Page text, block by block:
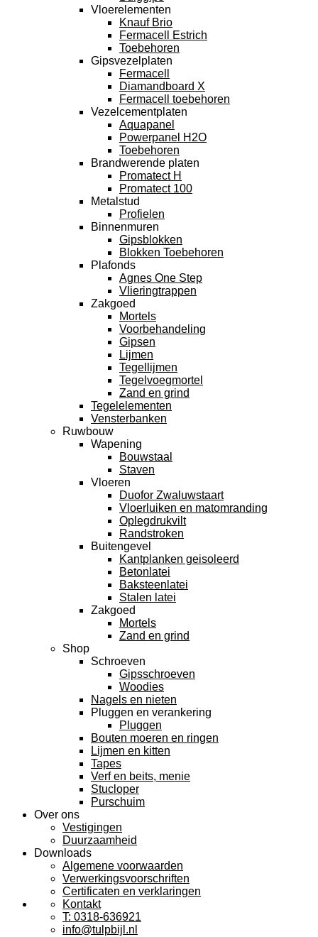
Vloerelementen
Knauf Brio
Fermacell Estrich
Toebehoren
Gipsvezelplaten
Fermacell
Diamandboard X
Fermacell toebehoren
Vezelcementplaten
Aquapanel
Powerpanel H2O
Toebehoren
Brandwerende platen
Promatect H
Promatect 100
Metalstud
Profielen
Binnenmuren
Gipsblokken
Blokken Toebehoren
Plafonds
Agnes One Step
Vlieringtrappen
Zakgoed
Mortels
Voorbehandeling
Gipsen
Lijmen
Tegellijmen
Tegelvoegmortel
Zand en grind
Tegelelementen
Vensterbanken
Ruwbouw
Wapening
Bouwstaal
Staven
Vloeren
Duofor Zwaluwstaart
Vloerluiken en matomranding
Oplegdrukvilt
Randstroken
Buitengevel
Kantplanken geisoleerd
Betonlatei
Baksteenlatei
Stalen latei
Zakgoed
Mortels
Zand en grind
Shop
Schroeven
Gipsschroeven
Woodies
Nagels en nieten
Pluggen en verankering
Pluggen
Bouten moeren en ringen
Lijmen en kitten
Tapes
Verf en beits, menie
Stucloper
Purschuim
Over ons
Vestigingen
Duurzaamheid
Downloads
Algemene voorwaarden
Verwerkingsvoorschriften
Certificaten en verklaringen
Kontakt
T: 0318-636921
info@tulpbijl.nl